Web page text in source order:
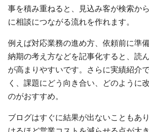
事を積み重ねると、見込み客が検索か
に相談につながる流れを作れます。
例えば対応業務の進め方、依頼前に準
納期の考え方などを記事化すると、読
が高まりやすいです。さらに実績紹介
く、課題にどう向き合い、どのように
のがおすすめ。
ブログはすぐに結果が出ないこともあ